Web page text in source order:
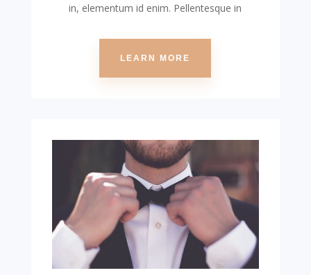
in, elementum id enim. Pellentesque in
LEARN MORE